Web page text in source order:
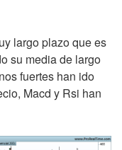
largo plazo que es
su media de largo
fuertes han ido
Macd y Rsi han